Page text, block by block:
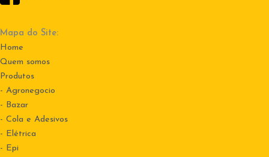
Mapa do Site:
Home
Quem somos
Produtos
- Agronegocio
- Bazar
- Cola e Adesivos
- Elétrica
- Epi